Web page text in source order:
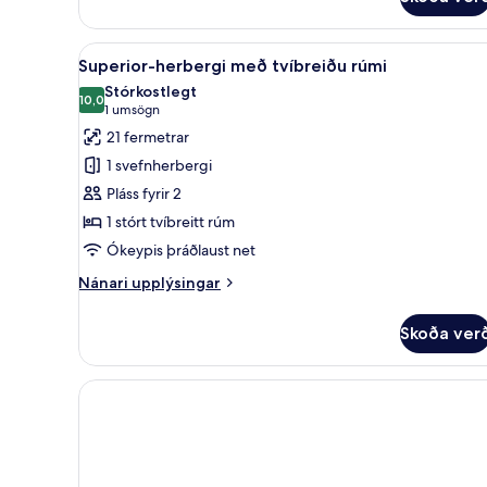
herbergi
með
tvíbreiðu
rúmi
Skoða
allar
myndir
fyrir
Superior-
herbergi
með
tvíbreiðu
rúmi
Superior-herbergi með
14
Superior-herbergi með tvíbreiðu rúmi
10,010,0 af 10
Stórkostlegt
1 umsögn
(1
umsögn)
21 fermetrar
1 svefnherbergi
Pláss fyrir 2
1 stórt tvíbreitt rúm
Ókeypis þráðlaust net
Nánari upplýsingar
Nánari
herbergi
með
tvíbreiðu
Skoða